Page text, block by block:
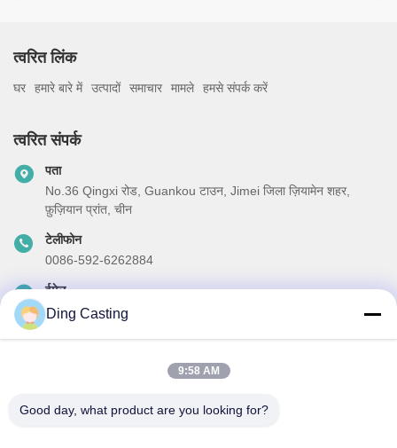
त्वरित लिंक
घर हमारे बारे में उत्पादों समाचार मामले हमसे संपर्क करें
त्वरित संपर्क
पता
No.36 Qingxi रोड, Guankou टाउन, Jimei जिला ज़ियामेन शहर,
फ़ुज़ियान प्रांत, चीन
टेलीफोन
0086-592-6262884
ईमेल
dzivy@idzxm.cn
छूट और अधिक के लिए हमारे न्यूज़लेटर की सदस्यता लें।
Ding Casting
9:58 AM
Good day, what product are you looking for?